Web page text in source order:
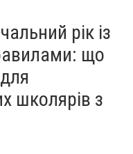
рік із
що
школярів з